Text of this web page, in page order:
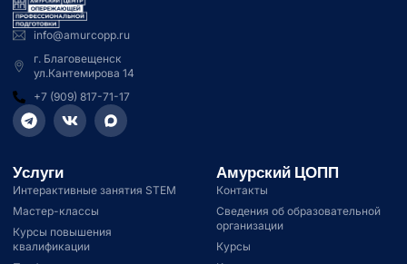
info@amurcopp.ru
г. Благовещенск
ул.Кантемирова 14
+7 (909) 817-71-17
Услуги
Интерактивные занятия STEM
Мастер-классы
Курсы повышения
квалификации
Амурский ЦОПП
Контакты
Сведения об образовательной
организации
Курсы